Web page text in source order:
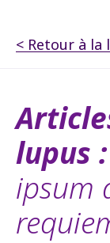
< Retour à
lupus :
ipsum